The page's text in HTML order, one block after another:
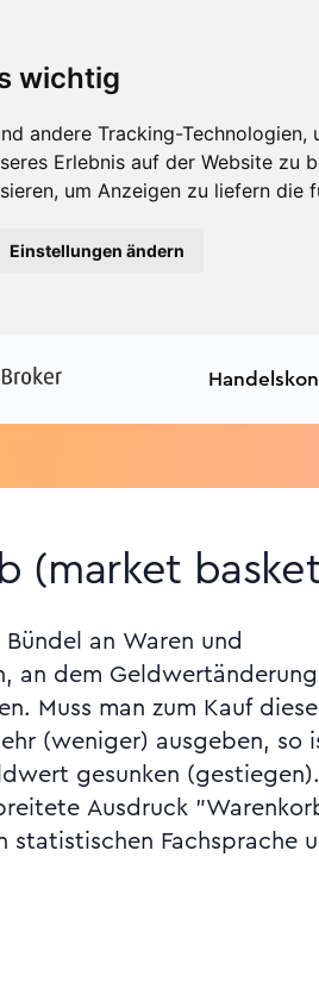
wichtig
andere Tracking-
Erlebnis auf der Website zu
, um Anzeigen zu liefern die
Einstellungen ändern
(market
an Waren und
an dem
Muss man zum Kauf
(weniger) ausgeben, so
gesunken
Ausdruck
statistischen Fachsprache
"Güter" der Oberbegriff,
Gegenstände)